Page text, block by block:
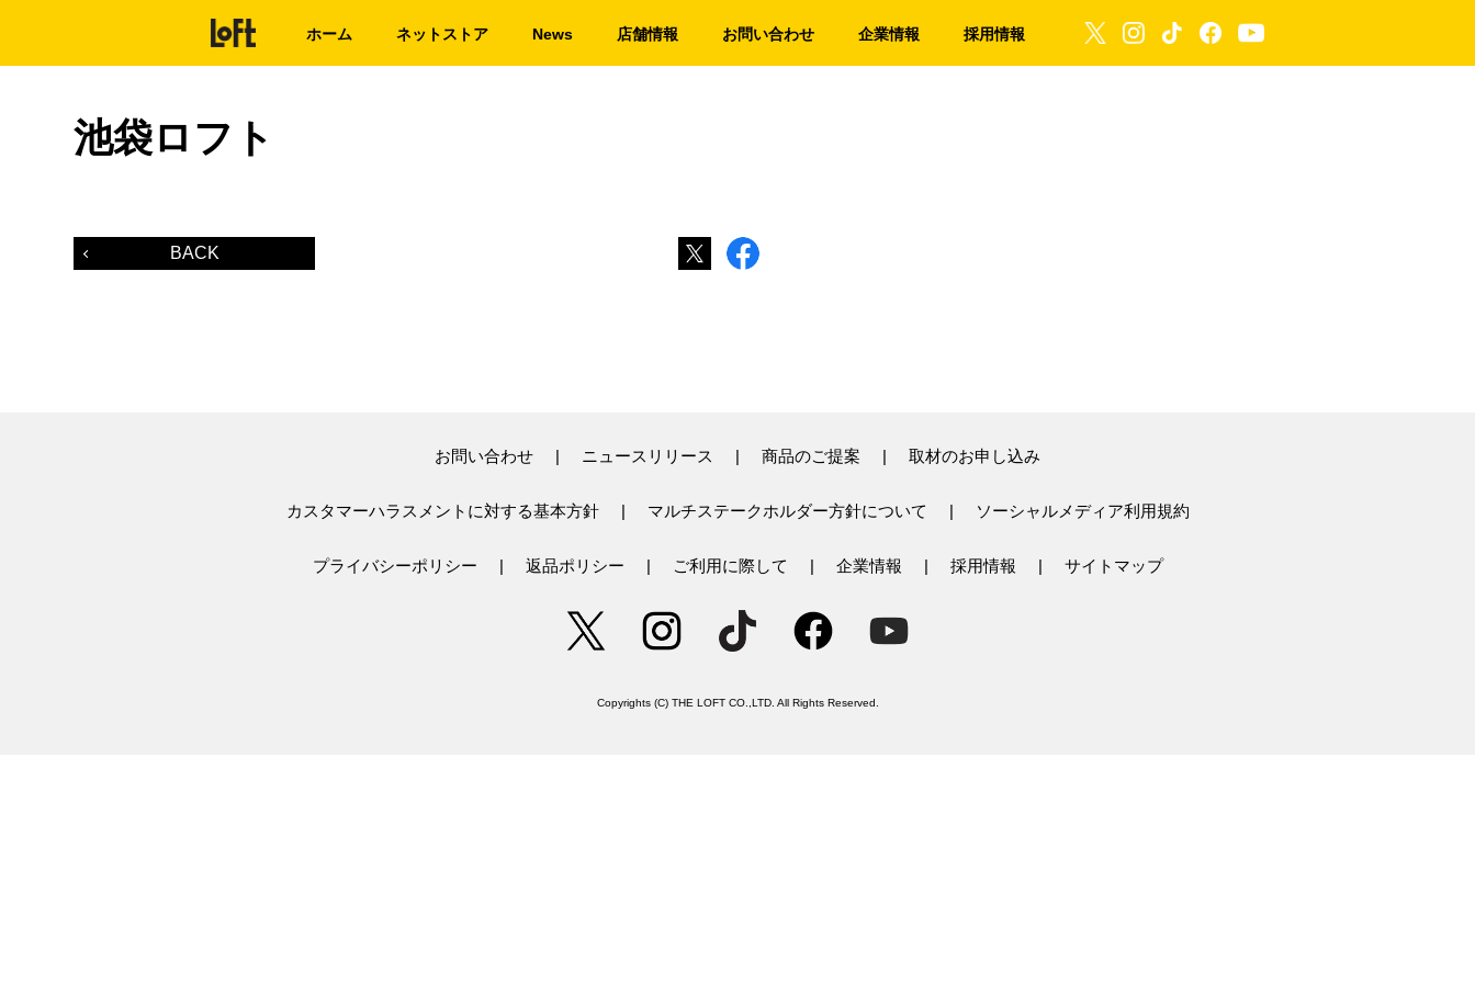
ホーム ネットストア News 店舗情報 お問い合わせ 企業情報 採用情報
池袋ロフト
BACK
お問い合わせ ニュースリリース 商品のご提案 取材のお申し込み
カスタマーハラスメントに対する基本方針 マルチステークホルダー方針について ソーシャルメディア利用規約
プライバシーポリシー 返品ポリシー ご利用に際して 企業情報 採用情報 サイトマップ
Copyrights (C) THE LOFT CO.,LTD. All Rights Reserved.